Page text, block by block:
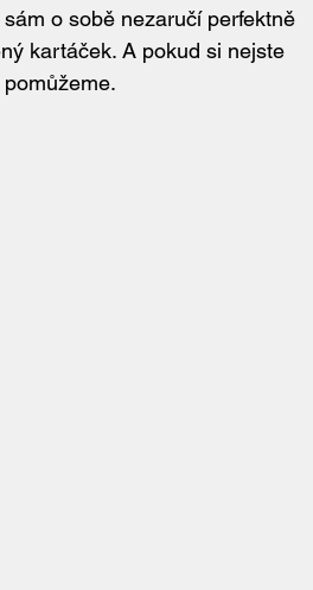
o sobě nezaručí perfektně
kartáček. A pokud si nejste